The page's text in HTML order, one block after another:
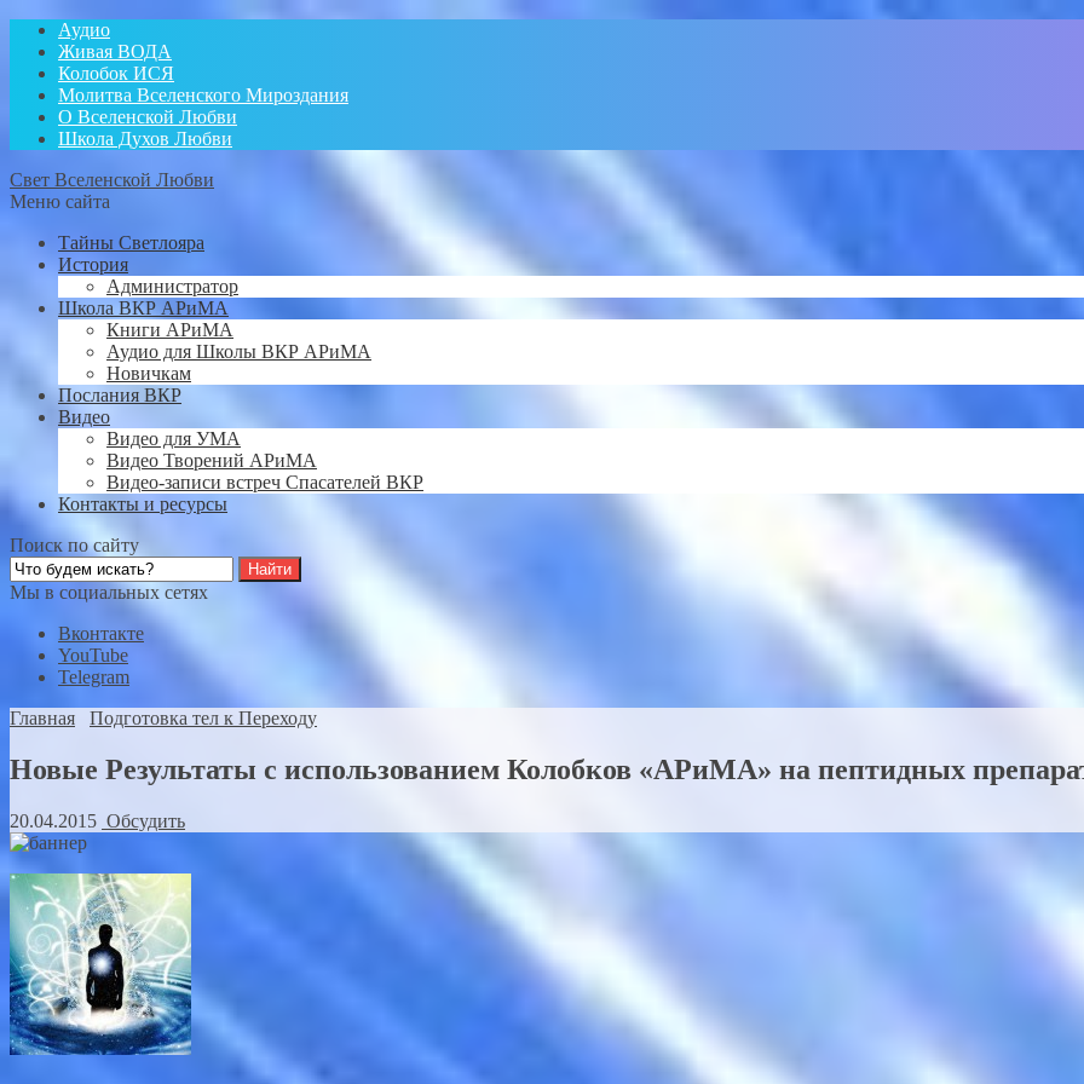
Аудио
Живая ВОДА
Колобок ИСЯ
Молитва Вселенского Мироздания
О Вселенской Любви
Школа Духов Любви
Свет Вселенской Любви
Меню сайта
Тайны Светлояра
История
Администратор
Школа ВКР АРиМА
Книги АРиМА
Аудио для Школы ВКР АРиМА
Новичкам
Послания ВКР
Видео
Видео для УМА
Видео Творений АРиМА
Видео-записи встреч Спасателей ВКР
Контакты и ресурсы
Поиск по сайту
Мы в социальных сетях
Вконтакте
YouTube
Telegram
Главная
Подготовка тел к Переходу
Новые Результаты с использованием Колобков «АРиМА» на пептидных
20.04.2015 Обсудить